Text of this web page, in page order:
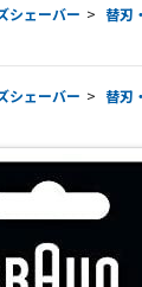
シェーバー > 替刃
シェーバー > 替刃